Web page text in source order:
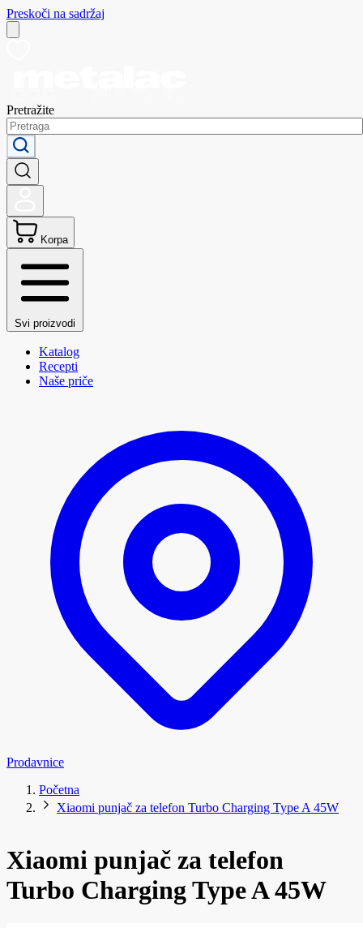
Preskoči na sadržaj
Pretražite
Korpa
Svi proizvodi
Katalog
Recepti
Naše priče
Prodavnice
Početna
Xiaomi punjač za telefon Turbo Charging Type A 45W
Xiaomi punjač za telefon
Turbo Charging Type A 45W